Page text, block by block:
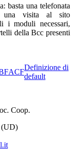
basta una telefonata
una visita al sito
i moduli necessari,
della Bcc presenti
ACF
Definizione di
default
Coop.
(UD)